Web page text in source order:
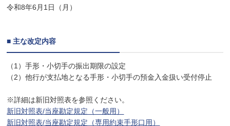
令和8年6月1日（月）
■主な改定内容
（1）手形・小切手の振出期限の設定
（2）他行が支払地となる手形・小切手の預金入金扱い受付停止
※詳細は新旧対照表を参照ください。
新旧対照表/当座勘定規定（一般用）
新旧対照表/当座勘定規定（専用約束手形口用）